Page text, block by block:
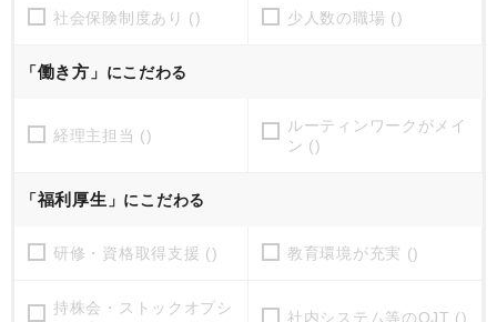
社会保険制度あり () 少人数の職場 ()
「働き方 」にこだわる
経理主担当 ()
ルーティンワークがメイ
ン ()
「福利厚生 」にこだわる
研修・資格取得支援 () 教育環境が充実 ()
持株会・ストックオプシ
社内システム等のOJT ()